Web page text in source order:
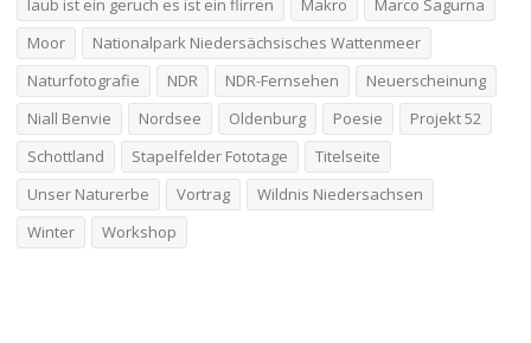
laub ist ein geruch es ist ein flirren
Makro
Marco Sagurna
Moor
Nationalpark Niedersächsisches Wattenmeer
Naturfotografie
NDR NDR-Fernsehen
Neuerscheinung
Niall Benvie
Nordsee Oldenburg Poesie
Projekt 52
Schottland
Stapelfelder Fototage
Titelseite
Unser Naturerbe
Vortrag
Wildnis Niedersachsen
Winter
Workshop